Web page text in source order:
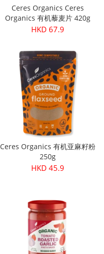
Ceres Organics Ceres
Organics 有机藜麦片 420g
HKD 67.9
Ceres Organics 有机亚麻籽粉
250g
HKD 45.9